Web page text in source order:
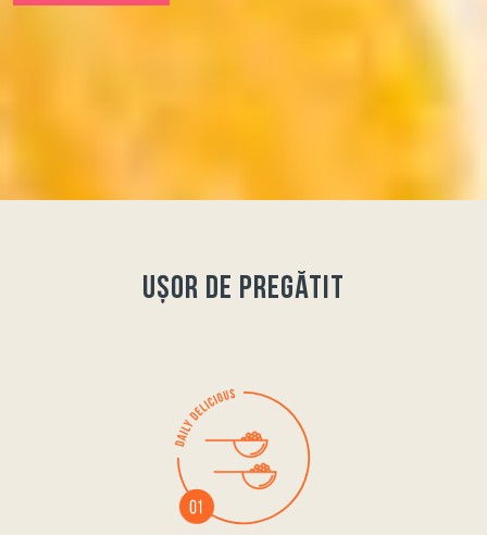
ușor de pregătit